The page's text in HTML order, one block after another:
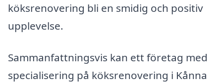
köksrenovering bli en smidig och positiv
upplevelse.
Sammanfattningsvis kan ett företag med
specialisering på köksrenovering i Kånna